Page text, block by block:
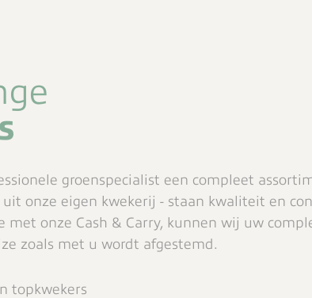
groenspecialist een compleet
onze eigen kwekerij - staan kwaliteit en
onze Cash & Carry, kunnen wij uw
zoals met u wordt afgestemd.
topkwekers